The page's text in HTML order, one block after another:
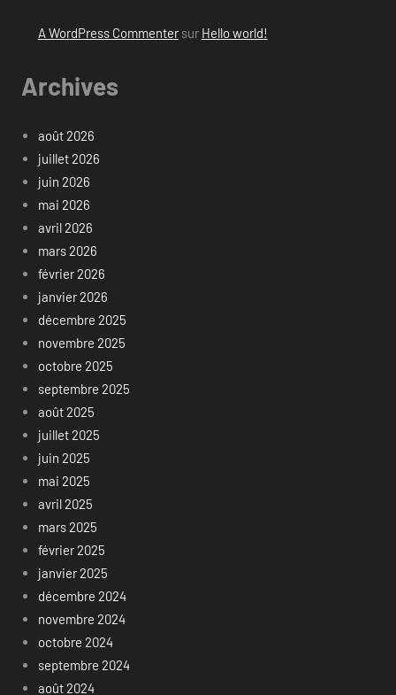
A WordPress Commentersur Hello world!
Archives
août 2026
juillet 2026
juin 2026
mai 2026
avril 2026
mars 2026
février 2026
janvier 2026
décembre 2025
novembre 2025
octobre 2025
septembre 2025
août 2025
juillet 2025
juin 2025
mai 2025
avril 2025
mars 2025
février 2025
janvier 2025
décembre 2024
novembre 2024
octobre 2024
septembre 2024
août 2024